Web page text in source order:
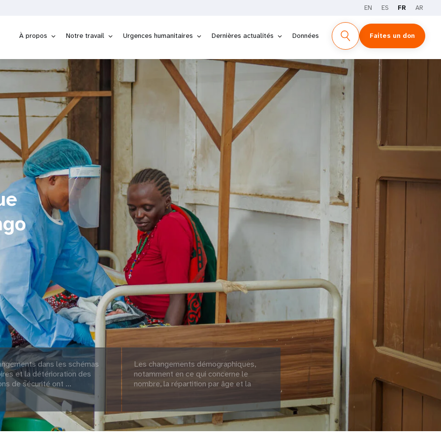
EN ES FR AR
À propos Notre travail Urgences humanitaires Dernières actualités Données Faites un don
dans les schémas
et la détérioration des
de sécurité ont ...
Les changements démographiques,
notamment en ce qui concerne le
nombre, la répartition par âge et la